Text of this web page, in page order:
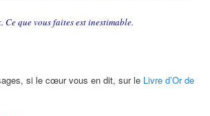
Ce que vous faites est inestimable.
si le cœur vous en dit, sur le Livre d’Or de